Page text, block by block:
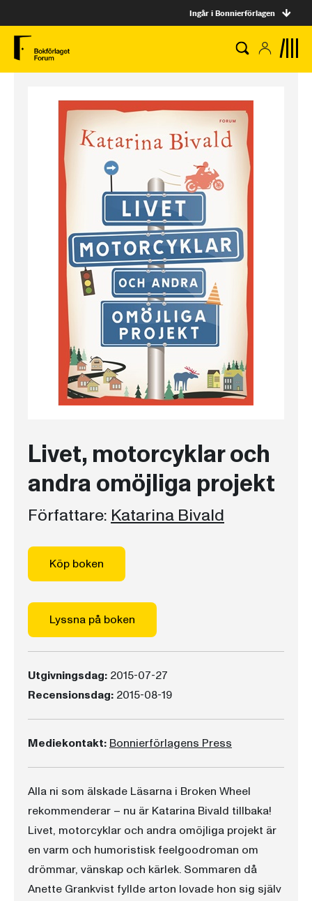
Ingår i Bonnierförlagen
Livet, motorcyklar och
andra omöjliga projekt
Författare: Katarina Bivald
Köp boken
Lyssna på boken
Utgivningsdag: 2015-07-27
Recensionsdag: 2015-08-19
Mediekontakt: Bonnierförlagens Press
Alla ni som älskade Läsarna i Broken Wheel
rekommenderar – nu är Katarina Bivald tillbaka!
Livet, motorcyklar och andra omöjliga projekt är
en varm och humoristisk feelgoodroman om
drömmar, vänskap och kärlek. Sommaren då
Anette Grankvist fyllde arton lovade hon sig själv